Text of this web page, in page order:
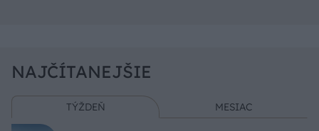
NAJČÍTANEJŠIE
TÝŽDEŇ MESIAC